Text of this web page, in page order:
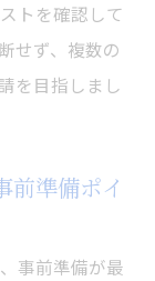
トを確認して
せず、複数の
を目指しまし
前準備ポイ
事前準備が最